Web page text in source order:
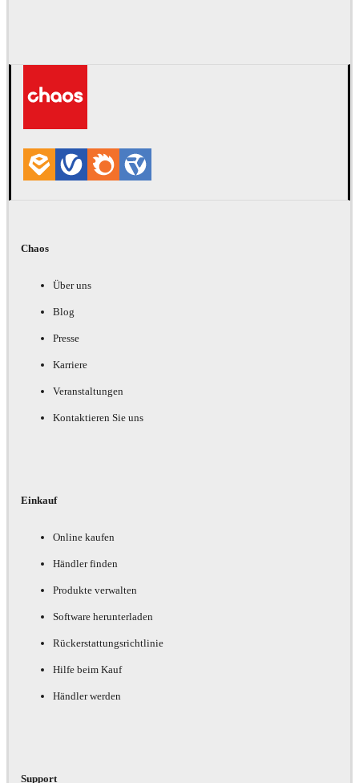
Chaos
Über uns
Blog
Presse
Karriere
Veranstaltungen
Kontaktieren Sie uns
Einkauf
Online kaufen
Händler finden
Produkte verwalten
Software herunterladen
Rückerstattungsrichtlinie
Hilfe beim Kauf
Händler werden
Support